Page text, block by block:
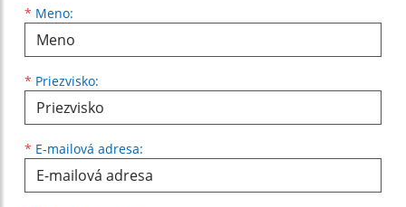
* Meno:
Meno
* Priezvisko:
Priezvisko
* E-mailová adresa:
E-mailová adresa